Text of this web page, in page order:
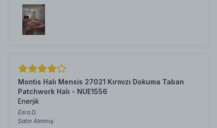
Montis Halı Mensis 27021 Kırmızı Dokuma Taban
Patchwork Halı - NUE1556
Enerjik
Esra D.
Satın Alınmış